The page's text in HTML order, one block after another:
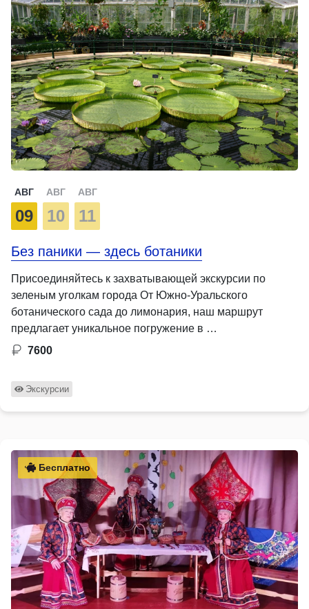
АВГ
09
АВГ
10
АВГ
11
Без паники — здесь ботаники
Присоединяйтесь к захватывающей экскурсии по
зеленым уголкам города От Южно-Уральского
ботанического сада до лимонария, наш маршрут
предлагает уникальное погружение в …
7600
Экскурсии
Бесплатно